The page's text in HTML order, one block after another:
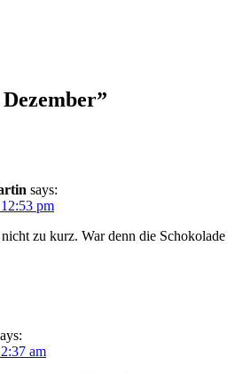
Dezember”
says:
pm
zu kurz. War denn die Schokolade
am